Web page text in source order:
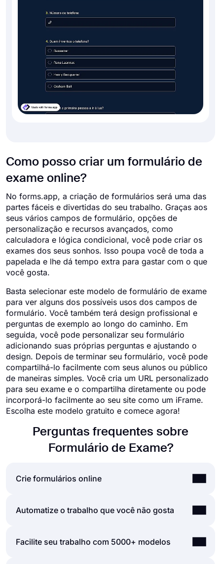
Como posso criar um formulário de
exame online?
No forms.app, a criação de formulários será uma das
partes fáceis e divertidas do seu trabalho. Graças aos
seus vários campos de formulário, opções de
personalização e recursos avançados, como
calculadora e lógica condicional, você pode criar os
exames dos seus sonhos. Isso poupa você de toda a
papelada e lhe dá tempo extra para gastar com o que
você gosta.
Basta selecionar este modelo de formulário de exame
para ver alguns dos possíveis usos dos campos de
formulário. Você também terá design profissional e
perguntas de exemplo ao longo do caminho. Em
seguida, você pode personalizar seu formulário
adicionando suas próprias perguntas e ajustando o
design. Depois de terminar seu formulário, você pode
compartilhá-lo facilmente com seus alunos ou público
de maneiras simples. Você cria um URL personalizado
para seu exame e o compartilha diretamente ou pode
incorporá-lo facilmente ao seu site como um iFrame.
Escolha este modelo gratuito e comece agora!
Perguntas frequentes sobre
Formulário de Exame?
Crie formulários online
Usando a interface de usuário fácil e extensa do
menos esforço do que qualquer outra coisa! Você
Automatize o trabalho que você não gosta
As automatizações entre as ferramentas que você
Facilite seu trabalho com 5000+ modelos